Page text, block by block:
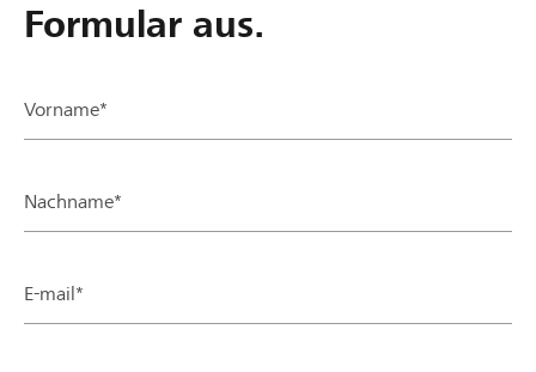
Formular aus.
Vorname*
Nachname*
E-mail*